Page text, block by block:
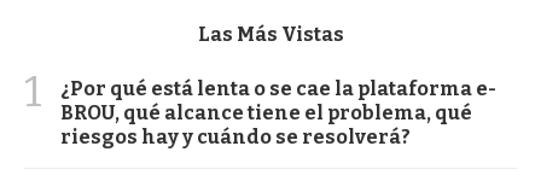
Las Más Vistas
1
¿Por qué está lenta o se cae la plataforma e-
BROU, qué alcance tiene el problema, qué
riesgos hay y cuándo se resolverá?